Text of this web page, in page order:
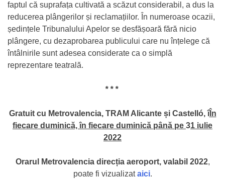
faptul că suprafața cultivată a scăzut considerabil, a dus la
reducerea plângerilor și reclamațiilor. În numeroase ocazii,
ședințele Tribunalului Apelor se desfășoară fără nicio
plângere, cu dezaprobarea publicului care nu înțelege că
întâlnirile sunt adesea considerate ca o simplă
reprezentare teatrală.
* * *
Gratuit cu Metrovalencia, TRAM Alicante și Castelló, îÎn
fiecare duminică, în fiecare duminică până pe 31 iulie
2022
Orarul Metrovalencia direcția aeroport, valabil 2022,
poate fi vizualizataici.